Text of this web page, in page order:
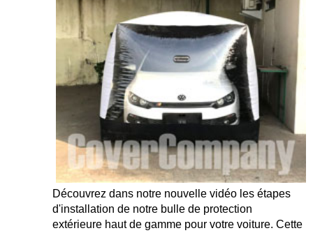
Découvrez dans notre nouvelle vidéo les étapes
d'installation de notre bulle de protection
extérieure haut de gamme pour votre voiture. Cette